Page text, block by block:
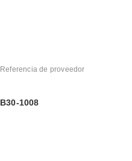
Referencia de proveedor
B30-1008